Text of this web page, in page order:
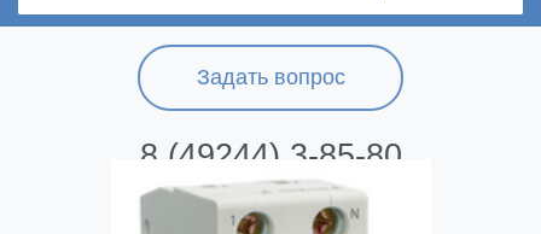
Задать вопрос
8 (49244) 3-85-80